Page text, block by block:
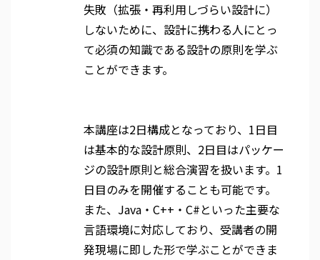
失敗（拡張・再利用しづらい設計に）
しないために、設計に携わる人にとっ
て必須の知識である設計の原則を学ぶ
ことができます。
本講座は2日構成となっており、1日目
は基本的な設計原則、2日目はパッケー
ジの設計原則と総合演習を扱います。1
日目のみを開催することも可能です。
また、Java・C++・C#といった主要な
言語環境に対応しており、受講者の開
発現場に即した形で学ぶことができま